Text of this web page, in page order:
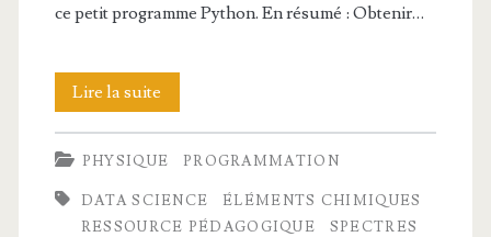
ce petit programme Python. En résumé : Obtenir…
Lire la suite
spectres
de
raies
PHYSIQUE PROGRAMMATION
DATA SCIENCE
ÉLÉMENTS CHIMIQUES
RESSOURCE PÉDAGOGIQUE
SPECTRES